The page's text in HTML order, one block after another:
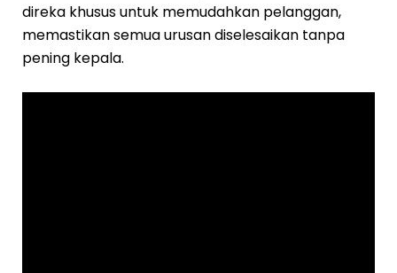
direka khusus untuk memudahkan pelanggan,
memastikan semua urusan diselesaikan tanpa
pening kepala.